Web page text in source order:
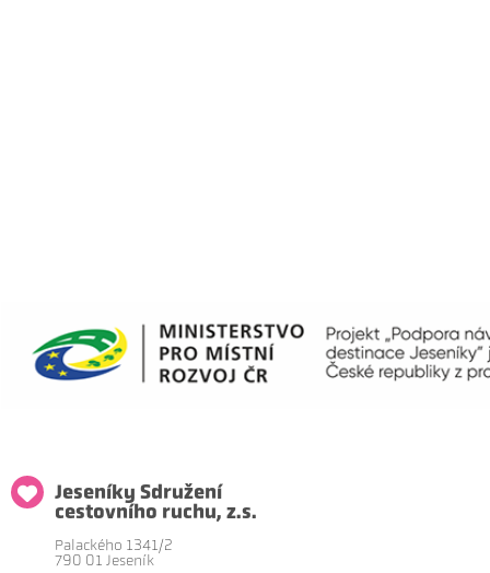
Jeseníky Sdružení
cestovního ruchu, z.s.
Palackého 1341/2
790 01 Jeseník